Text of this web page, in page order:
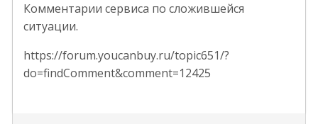
Комментарии сервиса по сложившейся
ситуации.
https://forum.youcanbuy.ru/topic651/?
do=findComment&comment=12425